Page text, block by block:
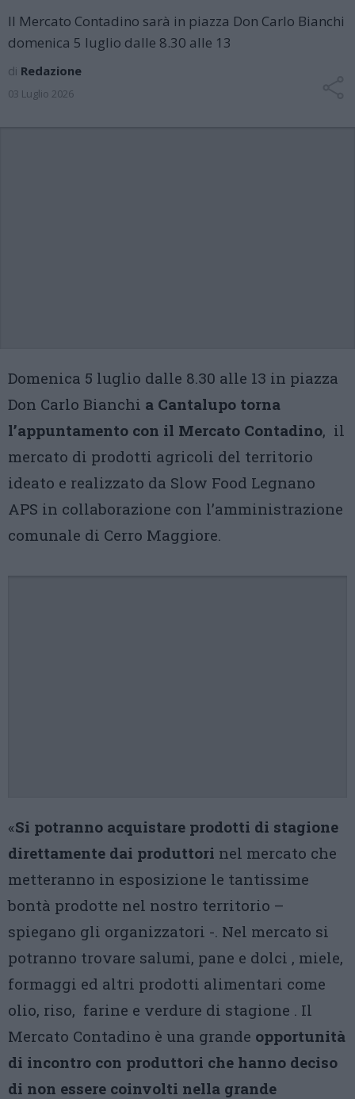
Il Mercato Contadino sarà in piazza Don Carlo Bianchi
domenica 5 luglio dalle 8.30 alle 13
di Redazione
03 Luglio 2026
Domenica 5 luglio dalle 8.30 alle 13 in piazza
Don Carlo Bianchi a Cantalupo torna
l’appuntamento con il Mercato Contadino, il
mercato di prodotti agricoli del territorio
ideato e realizzato da Slow Food Legnano
APS in collaborazione con l’amministrazione
comunale di Cerro Maggiore.
«Si potranno acquistare prodotti di stagione
direttamente dai produttori nel mercato che
metteranno in esposizione le tantissime
bontà prodotte nel nostro territorio –
spiegano gli organizzatori -. Nel mercato si
potranno trovare salumi, pane e dolci , miele,
formaggi ed altri prodotti alimentari come
olio, riso, farine e verdure di stagione . Il
Mercato Contadino è una grande opportunità
di incontro con produttori che hanno deciso
di non essere coinvolti nella grande